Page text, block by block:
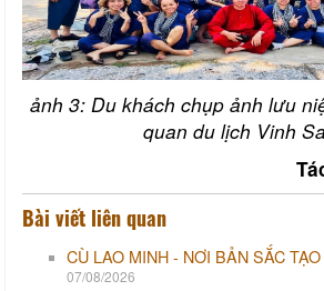
ảnh 3: Du khách chụp ảnh lưu
quan du lịch Vinh
Bài viết liên quan
CÙ LAO MINH - NƠI BẢN SẮC
07/08/2026